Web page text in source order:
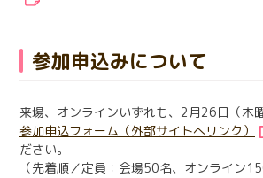
参加申込みについて
来場、オンラインいずれも、2月26日（木
参加申込フォーム（外部サイトへリンク）
ださい。
（先着順／定員：会場50名、オンライン